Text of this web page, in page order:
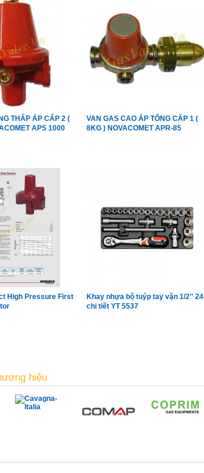
THẤP ÁP CẤP 2 (
APS 1000
VAN GAS CAO ÁP TỔNG CẤP 1 (
8KG ) NOVACOMET APR-85
High Pressure First
Khay nhựa bộ tuýp tay vặn 1/2'' 24
chi tiết YT 5537
hiệu